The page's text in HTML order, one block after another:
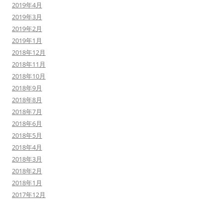
2019年4月
2019年3月
2019年2月
2019年1月
2018年12月
2018年11月
2018年10月
2018年9月
2018年8月
2018年7月
2018年6月
2018年5月
2018年4月
2018年3月
2018年2月
2018年1月
2017年12月